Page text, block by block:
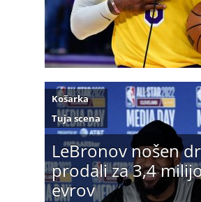
LeBronov nošen
prodali za 3,4
evrov
Košarka
Tuja scena